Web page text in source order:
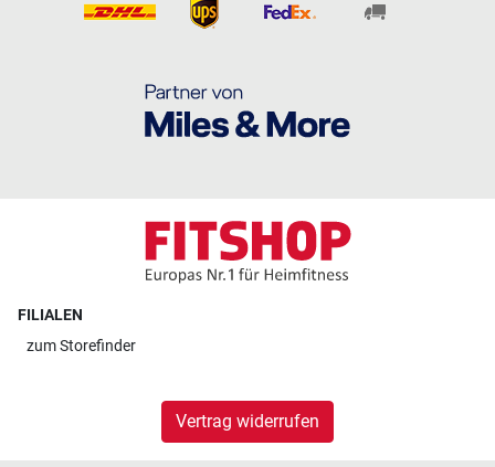
FILIALEN
zumStorefinder
Vertrag widerrufen